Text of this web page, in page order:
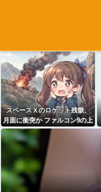
スペースＸのロケット残骸、
月面に衝突か ファルコン9の上
段